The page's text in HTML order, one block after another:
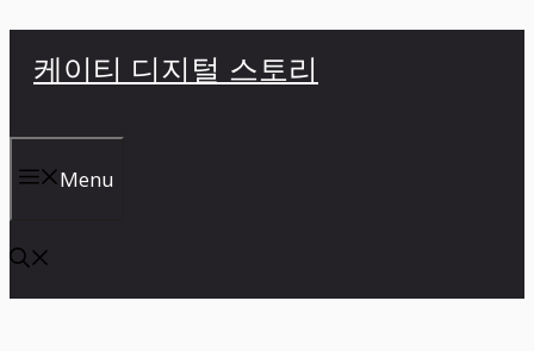
너
뛰
기
케이티 디지털 스토리
Menu